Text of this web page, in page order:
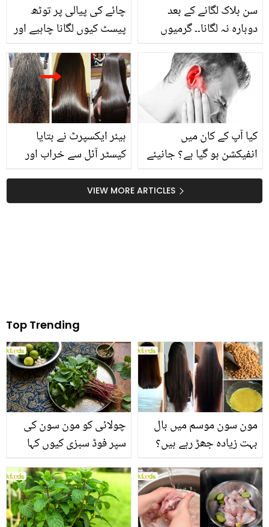
چائے کی پیالی پر توٹھ
پیسٹ کیوں لگانا چاہیے اور
میتھی کی کڑواہٹ کیسے
ختم کریں؟ آزمودہ گھریلو
ٹوٹکے
سن بلاک لگانے کے بعد
دوبارہ نہ لگانا۔۔ گرمیوں
میں عام طور پر کی جانے
والی وہ 5 اہم غلطیاں، جو
آپ کی جلد کو خراب
کرسکتی ہیں
ہیئر ایکسپرٹ نے بتایا
کیسٹر آئل سے خراب اور
گھنگریالے بالوں کو بالکل
سیدھا کرنے کا آسان طریقہ
کیا آپ کے کان میں
انفیکشن ہو گیا ہے؟ جانیئے
کان کا انفکشن دور کرنے کے
چند آسان گھریلو نسخے جو
دیں آپ کو کان کے درد سے
VIEW MORE ARTICLES
Top Trending
چولائی کو مون سون کی
سپر فوڈ سبزی کیوں کہا
جاتا ہے؟ جانیں وٹامنز،
منرلز اور اینٹی آکسیڈنٹس
سے بھرپور اس سبزی کے
فائدے
مون سون موسم میں بال
بہت زیادہ جھڑ رہے ہیں؟
جانیں بالوں کو مضبوط
بنانے کے چند قدرتی طریقے